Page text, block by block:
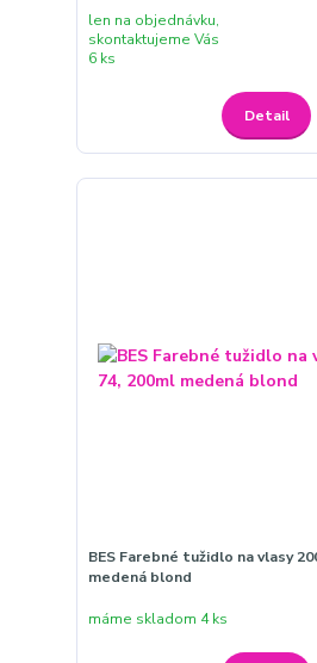
len na objednávku,
skontaktujeme Vás
6 ks
Detail
BES Farebné tužidlo na vlasy
medená blond
máme skladom 4 ks